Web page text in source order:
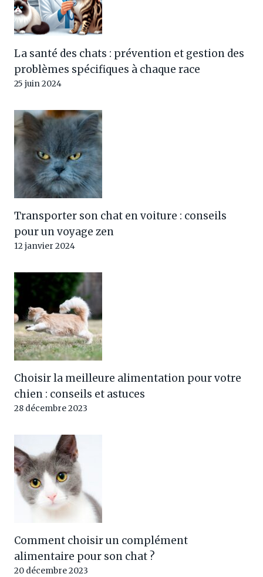
La santé des chats : prévention et gestion des
problèmes spécifiques à chaque race
25 juin 2024
Transporter son chat en voiture : conseils
pour un voyage zen
12 janvier 2024
Choisir la meilleure alimentation pour votre
chien : conseils et astuces
28 décembre 2023
Comment choisir un complément
alimentaire pour son chat ?
20 décembre 2023